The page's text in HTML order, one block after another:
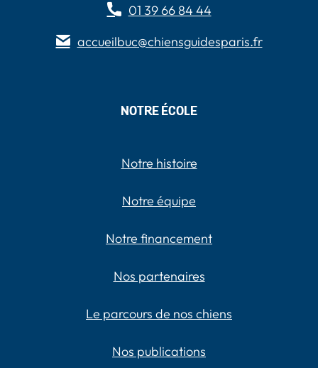
01 39 66 84 44
accueilbuc@chiensguidesparis.fr
NOTRE ÉCOLE
Notre histoire
Notre équipe
Notre financement
Nos partenaires
Le parcours de nos chiens
Nos publications